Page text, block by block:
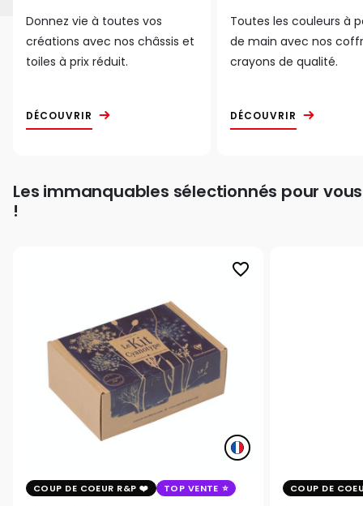
Donnez vie à toutes vos
créations avec nos châssis et
toiles à prix réduit.
DÉCOUVRIR
Toutes les couleurs à
de main avec nos
crayons de qualité.
DÉCOUVRIR
Les immanquables sélectionnés pour vous
!
favorite_border
COUP DE COEUR R&P TOP VENTE COUP DE